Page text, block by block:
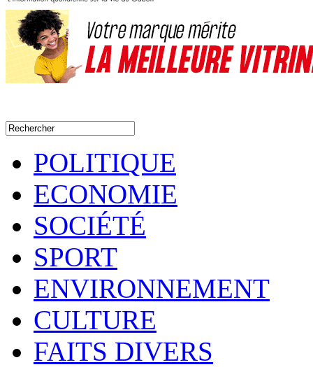
POLITIQUE
ECONOMIE
SOCIÉTÉ
SPORT
ENVIRONNEMENT
CULTURE
FAITS DIVERS